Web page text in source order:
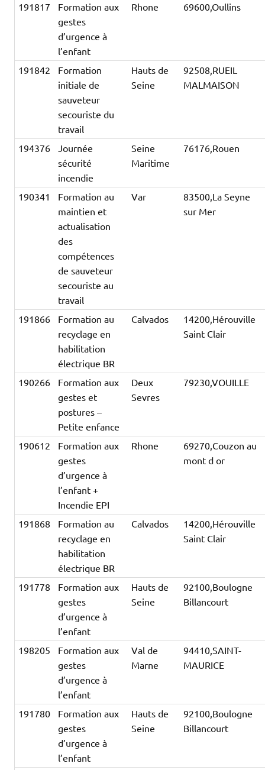
191817
Formation aux
gestes
d’urgence à
l’enfant
Rhone 69600,Oullins
191842
Formation
initiale de
sauveteur
secouriste du
travail
Hauts de
Seine
92508,RUEIL
MALMAISON
194376
Journée
sécurité
incendie
Seine
Maritime
76176,Rouen
190341
Formation au
maintien et
actualisation
des
compétences
de sauveteur
secouriste au
travail
Var
83500,La Seyne
sur Mer
191866
Formation au
recyclage en
habilitation
électrique BR
Calvados
14200,Hérouville
Saint Clair
190266
Formation aux
gestes et
postures –
Petite enfance
Deux
Sevres
79230,VOUILLE
190612
Formation aux
gestes
d’urgence à
l’enfant +
Incendie EPI
Rhone
69270,Couzon au
mont d or
191868
Formation au
recyclage en
habilitation
électrique BR
Calvados
14200,Hérouville
Saint Clair
191778
Formation aux
gestes
d’urgence à
l’enfant
Hauts de
Seine
92100,Boulogne
Billancourt
198205
Formation aux
gestes
d’urgence à
l’enfant
Val de
Marne
94410,SAINT-
MAURICE
191780
Formation aux
gestes
d’urgence à
l’enfant
Hauts de
Seine
92100,Boulogne
Billancourt